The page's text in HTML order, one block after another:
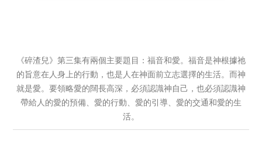
《碎渣兒》第三集有兩個主要題目：福音和愛。福音是神根據祂
的旨意在人身上的行動，也是人在神面前立志選擇的生活。而神
就是愛。要領略愛的闊長高深，必須認識神自己，也必須認識神
帶給人的愛的預備、愛的行動、愛的引導、愛的交通和愛的生
活。